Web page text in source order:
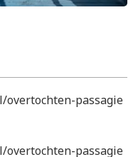
overtochten-passagie
overtochten-passagie